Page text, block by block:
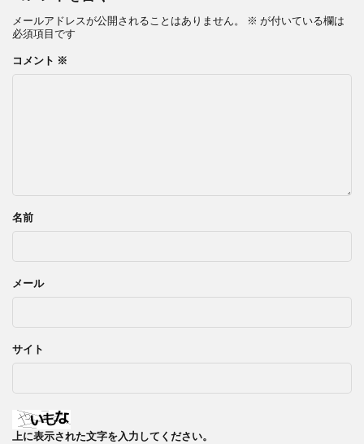
メールアドレスが公開されることはありません。 ※ が付いている欄は
必須項目です
コメント ※
名前
メール
サイト
上に表示された文字を入力してください。